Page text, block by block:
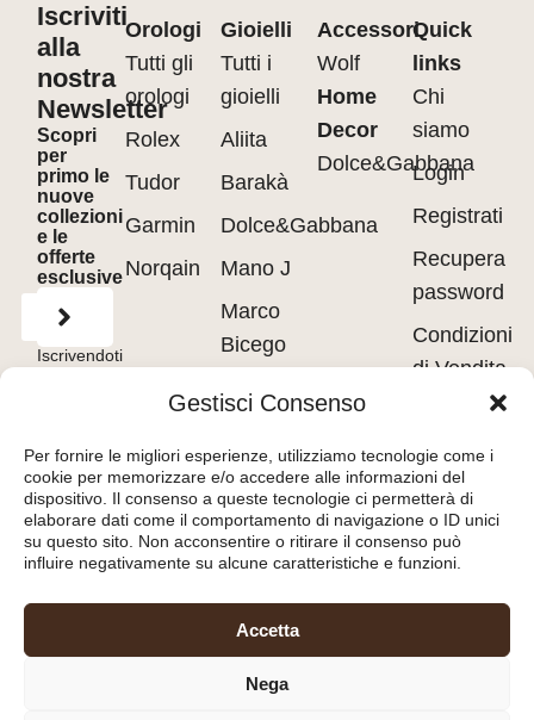
Gestisci Consenso
Per fornire le migliori esperienze, utilizziamo tecnologie come i
cookie per memorizzare e/o accedere alle informazioni del
dispositivo. Il consenso a queste tecnologie ci permetterà di
elaborare dati come il comportamento di navigazione o ID unici
su questo sito. Non acconsentire o ritirare il consenso può
influire negativamente su alcune caratteristiche e funzioni.
Accetta
Nega
Iscriviti
alla
nostra
Newsletter
Scopri
per
primo le
nuove
collezioni
e le
offerte
esclusive
Iscrivendoti
accetti
Orologi
Tutti gli
orologi
Rolex
Tudor
Garmin
Norqain
Gioielli
Tutti i
gioielli
Aliita
Barakà
Dolce&Gabbana
Mano J
Marco
Bicego
Messika
Bruni
Tavanti
Accessori
Wolf
Home
Decor
Dolce&Gabbana
Quick
links
Chi
siamo
Login
Registrati
Recupera
password
Condizioni
di Vendita
policy
Cookie
policy
– Piazza Libertà, 8